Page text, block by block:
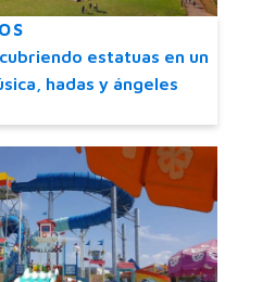
estatuas en un
hadas y ángeles